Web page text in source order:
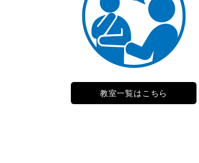
教室一覧はこちら